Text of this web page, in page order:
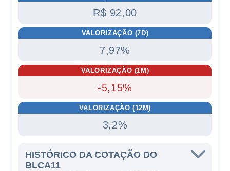
R$ 92,00
VALORIZAÇÃO (7D)
7,97%
VALORIZAÇÃO (1M)
-5,15%
VALORIZAÇÃO (12M)
3,2%
HISTÓRICO DA COTAÇÃO DO
BLCA11